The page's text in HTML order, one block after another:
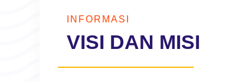
INFORMASI
VISI DAN MISI